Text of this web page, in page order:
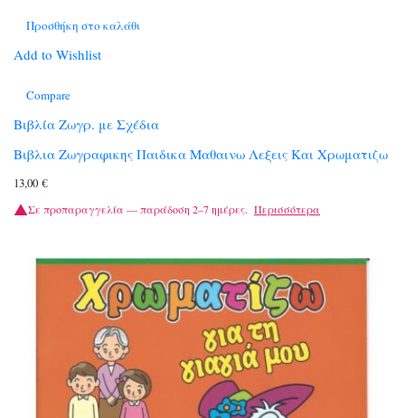
Προσθήκη στο καλάθι
Add to Wishlist
Compare
Βιβλία Ζωγρ. με Σχέδια
Βιβλια Ζωγραφικης Παιδικα Μαθαινω Λεξεις Και Χρωματιζω
13,00 €
Σε προπαραγγελία — παράδοση 2–7 ημέρες. Περισσότερα